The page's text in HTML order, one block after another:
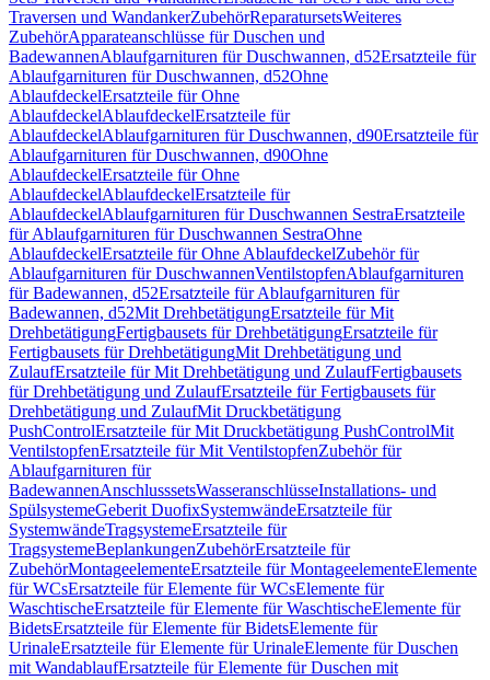
Traversen und WandankerZubehörReparatursetsWeiteres
ZubehörApparateanschlüsse für Duschen und
BadewannenAblaufgarnituren für Duschwannen, d52Ersatzteile für
Ablaufgarnituren für Duschwannen, d52Ohne
AblaufdeckelErsatzteile für Ohne
AblaufdeckelAblaufdeckelErsatzteile für
AblaufdeckelAblaufgarnituren für Duschwannen, d90Ersatzteile für
Ablaufgarnituren für Duschwannen, d90Ohne
AblaufdeckelErsatzteile für Ohne
AblaufdeckelAblaufdeckelErsatzteile für
AblaufdeckelAblaufgarnituren für Duschwannen SestraErsatzteile
für Ablaufgarnituren für Duschwannen SestraOhne
AblaufdeckelErsatzteile für Ohne AblaufdeckelZubehör für
Ablaufgarnituren für DuschwannenVentilstopfenAblaufgarnituren
für Badewannen, d52Ersatzteile für Ablaufgarnituren für
Badewannen, d52Mit DrehbetätigungErsatzteile für Mit
DrehbetätigungFertigbausets für DrehbetätigungErsatzteile für
Fertigbausets für DrehbetätigungMit Drehbetätigung und
ZulaufErsatzteile für Mit Drehbetätigung und ZulaufFertigbausets
für Drehbetätigung und ZulaufErsatzteile für Fertigbausets für
Drehbetätigung und ZulaufMit Druckbetätigung
PushControlErsatzteile für Mit Druckbetätigung PushControlMit
VentilstopfenErsatzteile für Mit VentilstopfenZubehör für
Ablaufgarnituren für
BadewannenAnschlusssetsWasseranschlüsseInstallations- und
SpülsystemeGeberit DuofixSystemwändeErsatzteile für
SystemwändeTragsystemeErsatzteile für
TragsystemeBeplankungenZubehörErsatzteile für
ZubehörMontageelementeErsatzteile für MontageelementeElemente
für WCsErsatzteile für Elemente für WCsElemente für
WaschtischeErsatzteile für Elemente für WaschtischeElemente für
BidetsErsatzteile für Elemente für BidetsElemente für
UrinaleErsatzteile für Elemente für UrinaleElemente für Duschen
mit WandablaufErsatzteile für Elemente für Duschen mit